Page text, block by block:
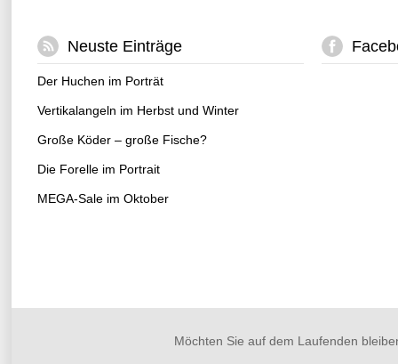
Neuste Einträge
Der Huchen im Porträt
Vertikalangeln im Herbst und Winter
Große Köder – große Fische?
Die Forelle im Portrait
MEGA-Sale im Oktober
Möchten Sie auf dem Laufenden